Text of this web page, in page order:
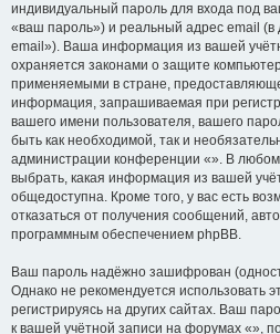
индивидуальный пароль для входа под
«ваш пароль») и реальный адрес email
email»). Ваша информация из вашей
охраняется законами о защите
применяемыми в стране,
информация, запрашиваемая при
вашего имени пользователя, вашего
быть как необходимой, так и
администрации конференции «». В любом
выбрать, какая информация из вашей
общедоступна. Кроме того, у вас есть
отказаться от получения сообщений,
программным обеспечением phpBB.
Ваш пароль надёжно зашифрован
Однако не рекомендуется использовать
регистрируясь на других сайтах. Ваш
к вашей учётной записи на форумах «»,